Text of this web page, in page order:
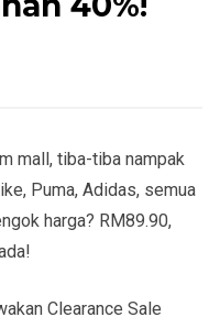
mall, tiba-tiba nampak
Puma, Adidas, semua
harga? RM89.90,
Clearance Sale